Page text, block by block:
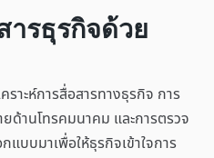
ารธุรกิจด้วย
าะห์การสื่อสารทางธุรกิจ การ
ด้านโทรคมนาคม และการตรวจ
แบบมาเพื่อให้ธุรกิจเข้าใจการ